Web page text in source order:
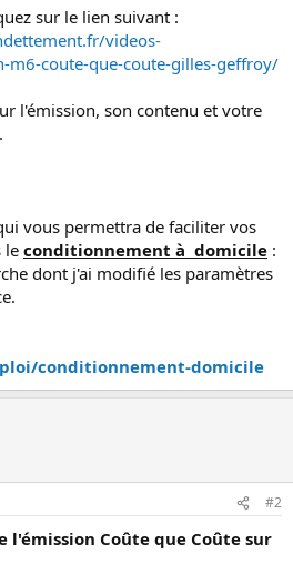
sur le lien suivant :
videos-
m6-coute-que-coute-gilles-geffroy/
l'émission, son contenu et votre
vous permettra de faciliter vos
le conditionnement à domicile :
dont j'ai modifié les paramètres
conditionnement-domicile
#2
l'émission Coûte que Coûte sur